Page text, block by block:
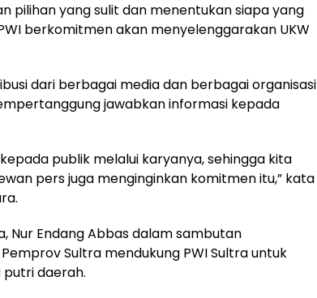
pilihan yang sulit dan menentukan siapa yang
berkomitmen akan menyelenggarakan UKW
dari berbagai media dan berbagai organisasi
jawabkan informasi kepada
publik melalui karyanya, sehingga kita
pers juga menginginkan komitmen itu,” kata
Nur Endang Abbas dalam sambutan
Sultra mendukung PWI Sultra untuk
daerah.